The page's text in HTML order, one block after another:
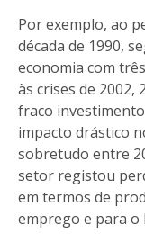
Por exemplo, ao
década de 1990,
economia com
às crises de 2002,
fraco
impacto drástico
sobretudo entre
setor registou
em termos de
emprego e para o